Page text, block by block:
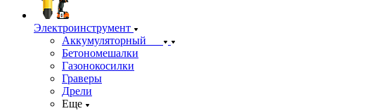
Электроинструмент
Аккумуляторный
Бетономешалки
Газонокосилки
Граверы
Дрели
Еще